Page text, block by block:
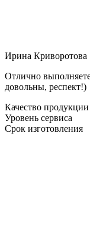
Ирина Криворотова
Отлично
довольны, респект!)
Качество продукции
Уровень сервиса
Срок изготовления